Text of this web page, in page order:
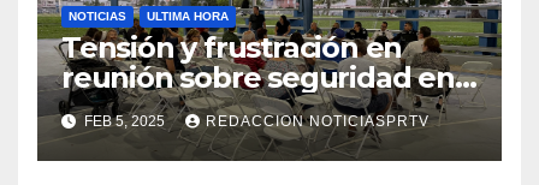
NOTICIAS ULTIMA HORA
Tensión y frustración en
reunión sobre seguridad en
Reparto Metropolitano
FEB 5, 2025 REDACCION NOTICIASPRTV